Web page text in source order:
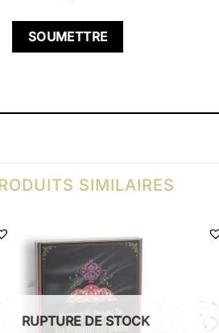
SIMILAIRES
RUPTURE DE STOCK